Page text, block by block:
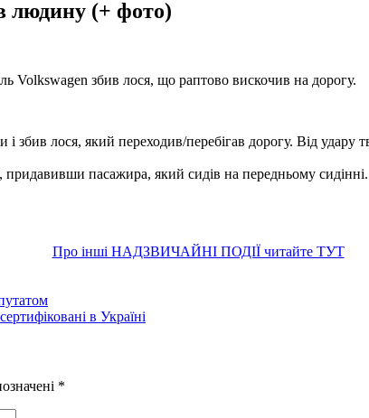
людину (+ фото)
Volkswagen збив лося, що раптово вискочив на дорогу.
лося, який переходив/перебігав дорогу. Від удару
пасажира, який сидів на передньому
Про інші НАДЗВИЧАЙНІ ПОДІЇ читайте ТУТ
в Україні
*